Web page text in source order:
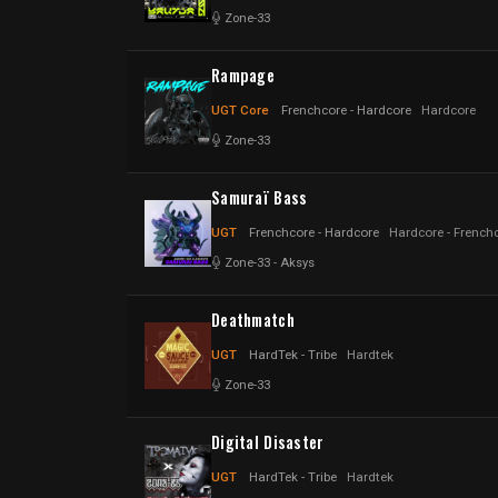
Zone-33
Rampage
UGT Core Frenchcore - Hardcore Hardcore
Zone-33
Samuraï Bass
UGT Frenchcore - Hardcore Hardcore -
Zone-33 - Aksys
Deathmatch
UGT HardTek - Tribe Hardtek
Zone-33
Digital Disaster
UGT HardTek - Tribe Hardtek